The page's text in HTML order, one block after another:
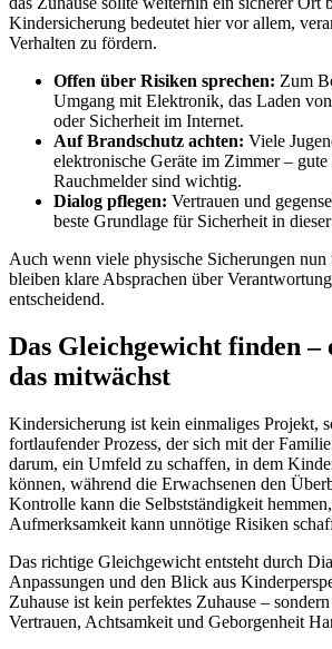
Kindersicherung bedeutet hier vor allem,
Verhalten zu fördern.
Offen über Risiken sprechen: Zum
Umgang mit Elektronik, das Laden
oder Sicherheit im Internet.
Auf Brandschutz achten: Viele
elektronische Geräte im Zimmer –
Rauchmelder sind wichtig.
Dialog pflegen: Vertrauen und
beste Grundlage für Sicherheit in
Auch wenn viele physische Sicherungen nun
bleiben klare Absprachen über
entscheidend.
Das Gleichgewicht finden –
das mitwächst
Kindersicherung ist kein einmaliges Projekt,
fortlaufender Prozess, der sich mit der
darum, ein Umfeld zu schaffen, in dem
können, während die Erwachsenen den
Kontrolle kann die Selbstständigkeit
Aufmerksamkeit kann unnötige Risiken
Das richtige Gleichgewicht entsteht durch
Anpassungen und den Blick aus
Zuhause ist kein perfektes Zuhause –
Vertrauen, Achtsamkeit und Geborgenheit